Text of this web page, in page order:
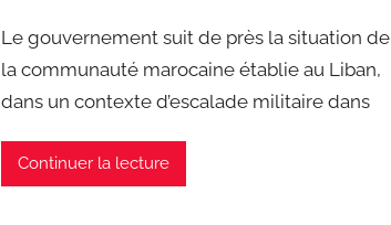
Le gouvernement suit de près la situation de
la communauté marocaine établie au Liban,
dans un contexte d’escalade militaire dans
Continuer la lecture